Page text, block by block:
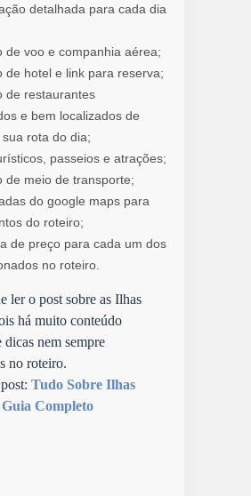
detalhada para cada dia
de voo e companhia aérea;
de hotel e link para reserva;
de restaurantes
e bem localizados de
rota do dia;
passeios e atrações;
de meio de transporte;
do google maps para
do roteiro;
de preço para cada um dos
no roteiro.
ler o post sobre as Ilhas
há muito conteúdo
dicas nem sempre
no roteiro.
Tudo Sobre Ilhas
Completo